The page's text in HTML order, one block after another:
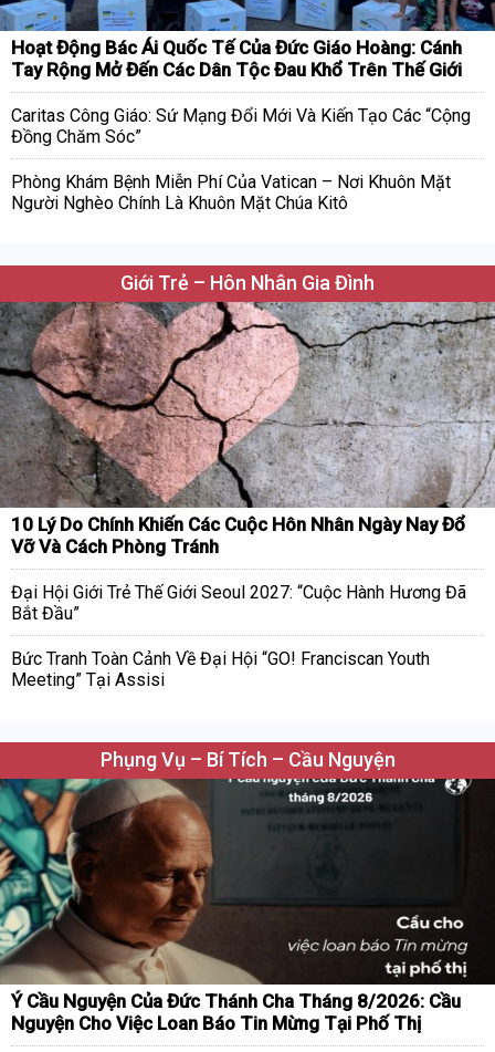
Hoạt Động Bác Ái Quốc Tế Của Đức Giáo Hoàng: Cánh
Tay Rộng Mở Đến Các Dân Tộc Đau Khổ Trên Thế Giới
Caritas Công Giáo: Sứ Mạng Đổi Mới Và Kiến Tạo Các “Cộng
Đồng Chăm Sóc”
Phòng Khám Bệnh Miễn Phí Của Vatican – Nơi Khuôn Mặt
Người Nghèo Chính Là Khuôn Mặt Chúa Kitô
Giới Trẻ – Hôn Nhân Gia Đình
10 Lý Do Chính Khiến Các Cuộc Hôn Nhân Ngày Nay Đổ
Vỡ Và Cách Phòng Tránh
Đại Hội Giới Trẻ Thế Giới Seoul 2027: “Cuộc Hành Hương Đã
Bắt Đầu”
Bức Tranh Toàn Cảnh Về Đại Hội “GO! Franciscan Youth
Meeting” Tại Assisi
Phụng Vụ – Bí Tích – Cầu Nguyện
Ý Cầu Nguyện Của Đức Thánh Cha Tháng 8/2026: Cầu
Nguyện Cho Việc Loan Báo Tin Mừng Tại Phố Thị